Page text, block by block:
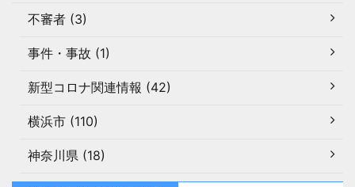
不審者 (3)
事件・事故 (1)
新型コロナ関連情報 (42)
横浜市 (110)
神奈川県 (18)